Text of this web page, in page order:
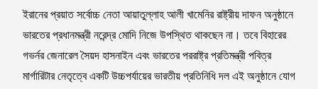
ইরানের প্রয়াত সর্বোচ্চ নেতা আয়াতুল্লাহ আলী খামেনির রাষ্ট্রীয় দাফন অনুষ্ঠানে
ভারতের প্রধানমন্ত্রী নরেন্দ্র মোদি নিজে উপস্থিত থাকছেন না। তবে বিহারের
গভর্নর জেনারেল সৈয়দ হাসনাইন এবং ভারতের পররাষ্ট্র প্রতিমন্ত্রী পবিত্র
মার্গারিটার নেতৃত্বে একটি উচ্চপর্যায়ের ভারতীয় প্রতিনিধি দল এই অনুষ্ঠানে যোগ